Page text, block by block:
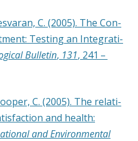
C. (2005). The Con­
Test­ing an Inte­gra­ti­
Bul­le­tin, 131, 241 –
C. (2005). The rela­ti­
and health:
and Envi­ron­men­tal